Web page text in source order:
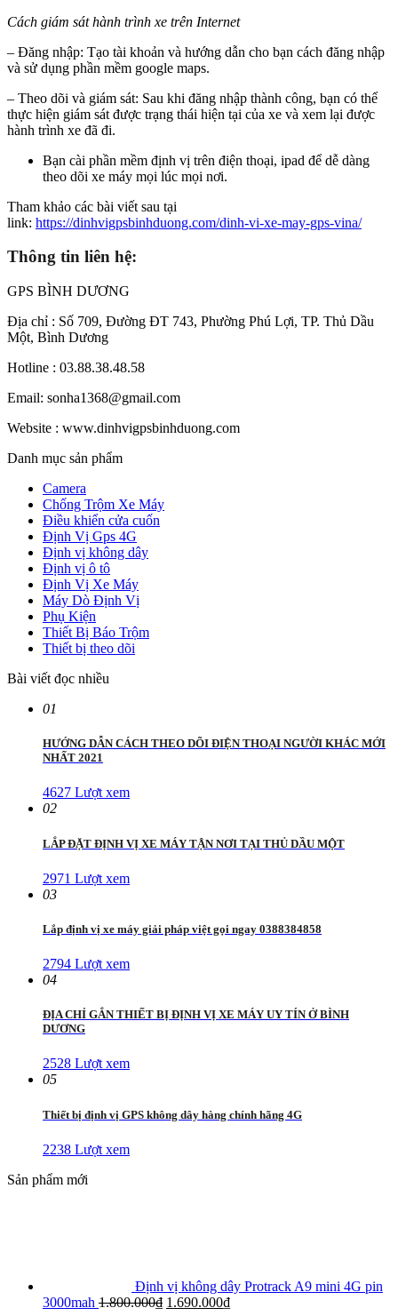
Cách giám sát hành trình xe trên Internet
– Đăng nhập: Tạo tài khoản và hướng dẫn cho bạn cách đăng nhập
và sử dụng phần mềm google maps.
– Theo dõi và giám sát: Sau khi đăng nhập thành công, bạn có thể
thực hiện giám sát được trạng thái hiện tại của xe và xem lại được
hành trình xe đã đi.
Bạn cài phần mềm định vị trên điện thoại, ipad để dễ dàng
theo dõi xe máy mọi lúc mọi nơi.
Tham khảo các bài viết sau tại
link: https://dinhvigpsbinhduong.com/dinh-vi-xe-may-gps-vina/
Thông tin liên hệ:
GPS BÌNH DƯƠNG
Địa chỉ : Số 709, Đường ĐT 743, Phường Phú Lợi, TP. Thủ Dầu
Một, Bình Dương
Hotline : 03.88.38.48.58
Email: sonha1368@gmail.com
Website : www.dinhvigpsbinhduong.com
Danh mục sản phẩm
Camera
Chống Trộm Xe Máy
Điều khiển cửa cuốn
Định Vị Gps 4G
Định vị không dây
Định vị ô tô
Định Vị Xe Máy
Máy Dò Định Vị
Phụ Kiện
Thiết Bị Báo Trộm
Thiết bị theo dõi
Bài viết đọc nhiều
01
HƯỚNG DẪN CÁCH THEO DÕI ĐIỆN THOẠI NGƯỜI KHÁC MỚI
NHẤT 2021
4627 Lượt xem
02
LẮP ĐẶT ĐỊNH VỊ XE MÁY TẬN NƠI TẠI THỦ DẦU MỘT
2971 Lượt xem
03
Lắp định vị xe máy giải pháp việt gọi ngay 0388384858
2794 Lượt xem
04
ĐỊA CHỈ GẮN THIẾT BỊ ĐỊNH VỊ XE MÁY UY TÍN Ở BÌNH
DƯƠNG
2528 Lượt xem
05
Thiết bị định vị GPS không dây hàng chính hãng 4G
2238 Lượt xem
Sản phẩm mới
Định vị không dây Protrack A9 mini 4G pin
3000mah 1.800.000₫ Giá
1.690.000₫Giá